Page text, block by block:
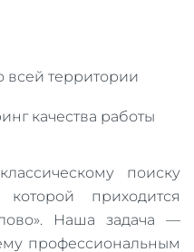
всей территории
качества работы
поиску
приходится
Наша задача —
профессиональным